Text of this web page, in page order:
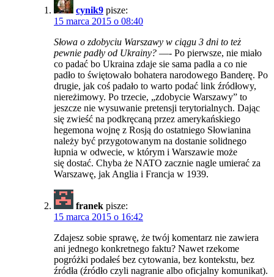
cynik9 pisze:
15 marca 2015 o 08:40
Słowa o zdobyciu Warszawy w ciągu 3 dni to też
pewnie padły od Ukrainy? —- Po pierwsze, nie miało
co padać bo Ukraina zdaje sie sama padła a co nie
padło to świętowało bohatera narodowego Banderę. Po
drugie, jak coś padało to warto podać link źródłowy,
niereżimowy. Po trzecie, „zdobycie Warszawy” to
jeszcze nie wysuwanie pretensji terytorialnych. Dając
się zwieść na podkręcaną przez amerykańskiego
hegemona wojnę z Rosją do ostatniego Słowianina
należy być przygotowanym na dostanie solidnego
łupnia w odwecie, w którym i Warszawie może
się dostać. Chyba że NATO zacznie nagle umierać za
Warszawę, jak Anglia i Francja w 1939.
franek pisze:
15 marca 2015 o 16:42
Zdajesz sobie sprawę, że twój komentarz nie zawiera
ani jednego konkretnego faktu? Nawet rzekome
pogróżki podałeś bez cytowania, bez kontekstu, bez
źródła (źródło czyli nagranie albo oficjalny komunikat).